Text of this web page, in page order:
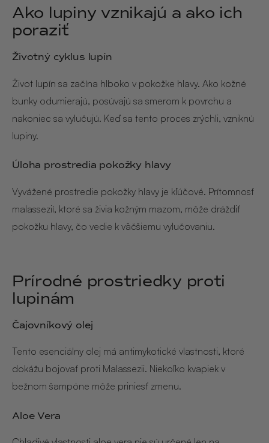
Ako lupiny vznikajú a ako ich
poraziť
Životný cyklus lupín
Život lupín sa začína hlboko v pokožke hlavy. Ako kožné
bunky odumierajú, posúvajú sa smerom k povrchu a
nakoniec sa vylučujú. Keď sa tento proces zrýchli, vzniknú
lupiny.
Úloha prostredia pokožky hlavy
Vyvážené prostredie pokožky hlavy je kľúčové. Prítomnosť
malassezií, ktoré sa živia kožným mazom, môže dráždiť
pokožku hlavy, čo vedie k väčšiemu vylučovaniu.
Prírodné prostriedky proti
lupinám
Čajovníkový olej
Tento esenciálny olej má antimykotické vlastnosti, ktoré
dokážu bojovať proti Malassezii. Niekoľko kvapiek v
bežnom šampóne môže priniesť zmenu.
Aloe Vera